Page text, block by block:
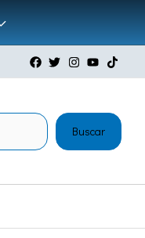
Buscar